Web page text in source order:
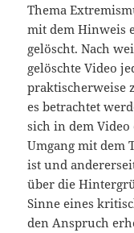
Thema
mit dem Hinweis
gelöscht. Nach
gelöschte Video
praktischerweise
es betrachtet
sich in dem
Umgang mit dem
ist und
über die
Sinne eines
den Anspruch